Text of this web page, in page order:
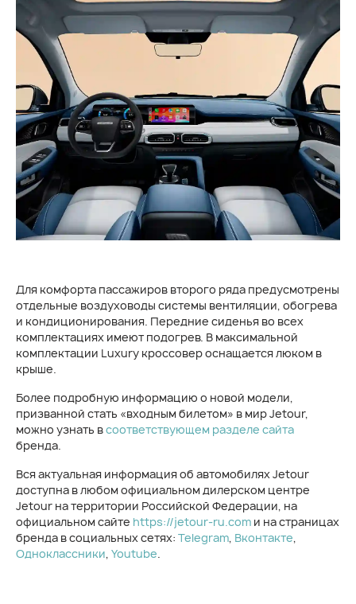
Для комфорта пассажиров второго ряда предусмотрены
отдельные воздуховоды системы вентиляции, обогрева
и кондиционирования. Передние сиденья во всех
комплектациях имеют подогрев. В максимальной
комплектации Luxury кроссовер оснащается люком в
крыше.
Более подробную информацию о новой модели,
призванной стать «входным билетом» в мир Jetour,
можно узнать всоответствующем разделе сайта
бренда.
Вся актуальная информация об автомобилях Jetour
доступна в любом официальном дилерском центре
Jetour на территории Российской Федерации, на
официальном сайте https://jetour-ru.com и на страницах
бренда в социальных сетях: Telegram, Вконтакте,
Одноклассники, Youtube.